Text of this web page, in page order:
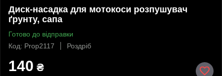
Диск-насадка для мотокоси розпушувач
ґрунту, сапа
Готово до відправки
Код: Prop2117
Роздріб
140 ₴